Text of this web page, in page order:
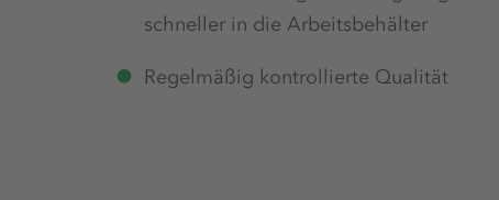
schneller in die Arbeitsbehälter
Regelmäßig kontrollierte Qualität